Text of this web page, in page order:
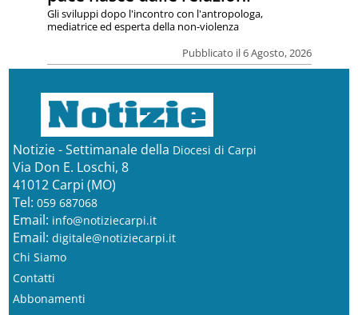
Pubblicato il 6 Agosto, 2026
Gli sviluppi dopo l'incontro con l'antropologa,
mediatrice ed esperta della non-violenza
Notizie - Settimanale della Diocesi di Carpi
Via Don E. Loschi, 8
41012 Carpi (MO)
Tel: 059 687068
Email: info@notiziecarpi.it
Email: digitale@notiziecarpi.it
Chi Siamo
Contatti
Abbonamenti